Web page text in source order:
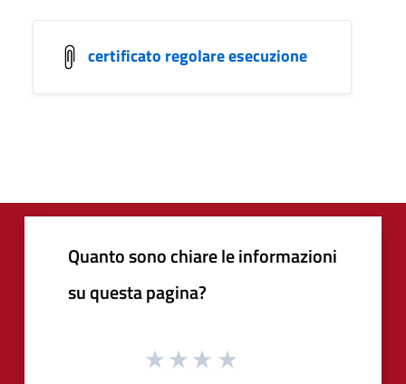
certificato regolare esecuzione
Quanto sono chiare le informazioni
su questa pagina?